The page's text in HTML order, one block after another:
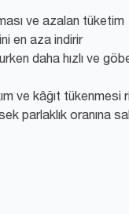
ve azalan tüketim
en aza indirir
daha hızlı ve
ve kâğıt tükenmesi
parlaklık oranına